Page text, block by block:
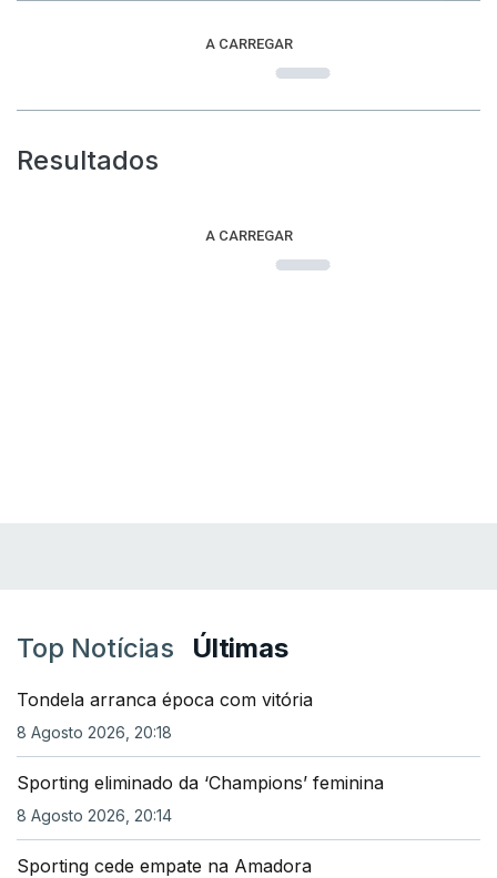
A CARREGAR
Resultados
A CARREGAR
Top Notícias Últimas
Tondela arranca época com vitória
8 Agosto 2026, 20:18
Sporting eliminado da ‘Champions’ feminina
8 Agosto 2026, 20:14
Sporting cede empate na Amadora